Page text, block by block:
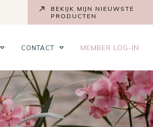
BEKIJK MIJN NIEUWSTE
PRODUCTEN
CONTACT MEMBER LOG-IN